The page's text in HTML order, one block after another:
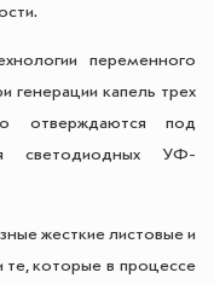
переменного
генерации капель трех
отверждаются под
светодиодных УФ-
жесткие листовые и
те, которые в процессе